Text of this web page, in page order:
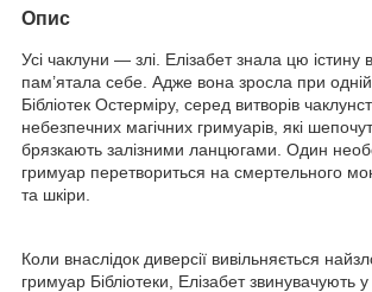
Опис
Усі чаклуни — злі. Елізабет знала цю істину
пам’ятала себе. Адже вона зросла при
Бібліотек Остерміру, серед витворів
небезпечних магічних гримуарів, які
брязкають залізними ланцюгами. Один
гримуар перетвориться на смертельного
та шкіри.
Коли внаслідок диверсії вивільняється
гримуар Бібліотеки, Елізабет звинувачують